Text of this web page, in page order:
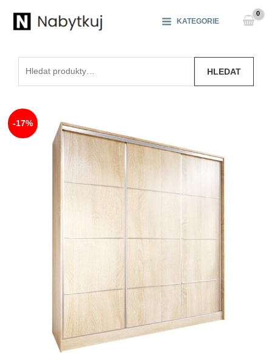
KATEGORIE
HLEDAT
-17%